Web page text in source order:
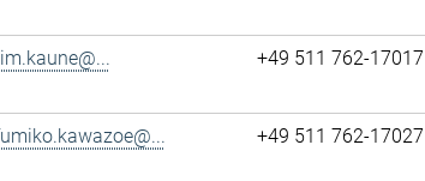
+49 511 762-17017
+49 511 762-17027